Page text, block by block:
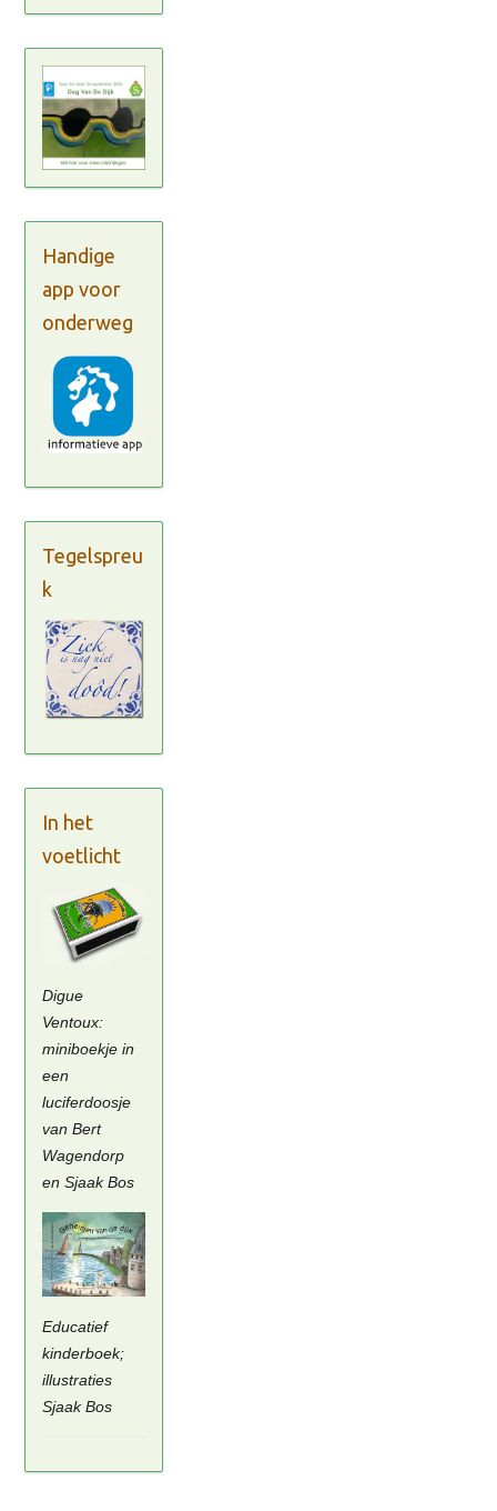
Handige
app voor
onderweg
Tegelspreu
k
In het
voetlicht
Digue
Ventoux:
miniboekje in
een
luciferdoosje
van Bert
Wagendorp
en Sjaak Bos
Educatief
kinderboek;
illustraties
Sjaak Bos